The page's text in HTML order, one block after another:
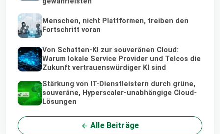
Menschen, nicht Plattformen, treiben den
Fortschritt voran
Von Schatten-KI zur souveränen Cloud:
Warum lokale Service Provider und Telcos die
Zukunft vertrauenswürdiger KI sind
Stärkung von IT-Dienstleistern durch grüne,
souveräne, Hyperscaler-unabhängige Cloud-
Lösungen
Alle Beiträge